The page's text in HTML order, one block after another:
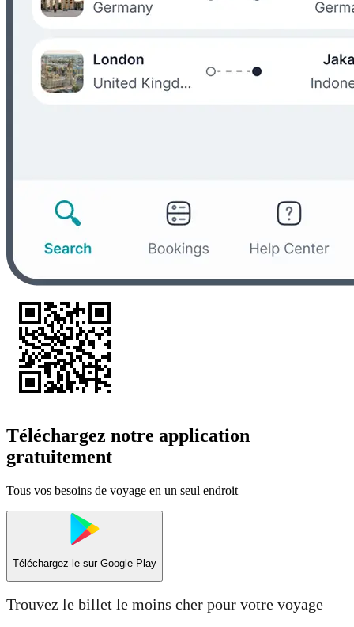
Téléchargez notre application
gratuitement
Tous vos besoins de voyage en un seul endroit
Téléchargez-le sur Google Play
Trouvez le billet le moins cher pour votre voyage